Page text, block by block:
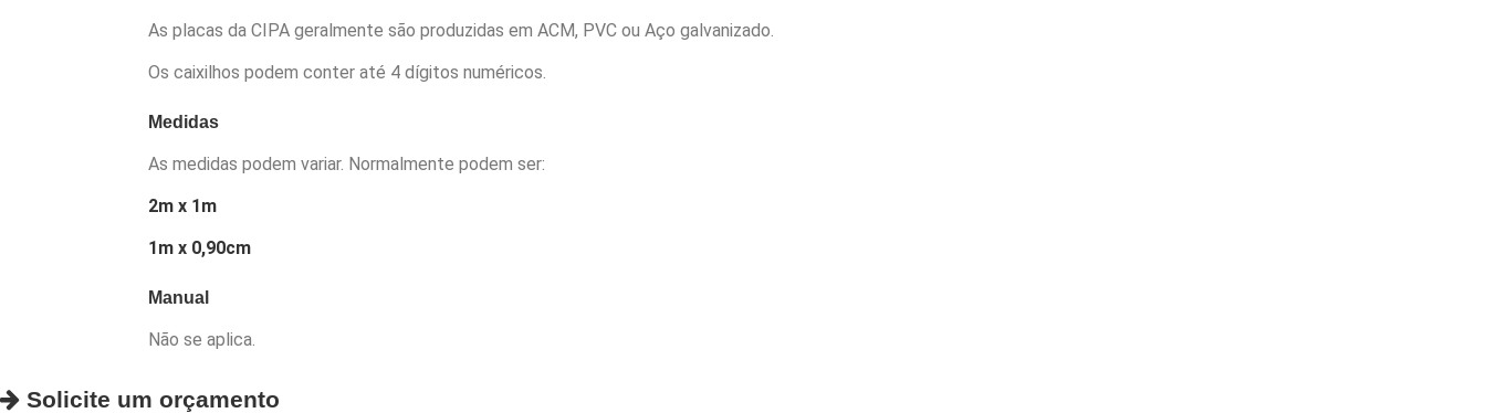
As placas da CIPA geralmente são produzidas em ACM, PVC ou Aço galvanizado.
Os caixilhos podem conter até 4 dígitos numéricos.
Medidas
As medidas podem variar. Normalmente podem ser:
2m x 1m
1m x 0,90cm
Manual
Não se aplica.
Solicite um orçamento